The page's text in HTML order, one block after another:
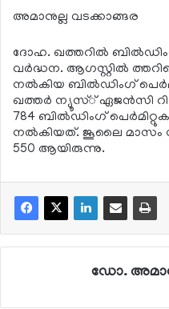
അമാനുല്ല വടക്കാങ്ങര
ദോഹ. ഖത്തറില്‍ ബില്‍ഡിംഗ്
വര്‍ദ്ധന. ആഗസ്റ്റില്‍
നല്‍കിയ ബില്‍ഡിംഗ്
ഖത്തര്‍ ന്യൂസ്് ഏജന്‍സി
784 ബില്‍ഡിംഗ്
നല്‍കിയത്. ജൂലൈ മാസം
550 ആയിരുന്നു.
ഡോ.